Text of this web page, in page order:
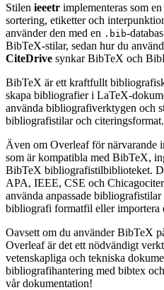
Stilen ieeetr implementeras som
sortering, etiketter och
använder den med en .bib-
BibTeX-stilar, sedan hur du
CiteDrive synkar BibTeX och
BibTeX är ett kraftfullt
skapa bibliografier i LaTeX-
använda bibliografiverktygen och
bibliografistilar och citeringsformat.
Även om Overleaf för närvarande
som är kompatibla med BibTeX,
BibTeX bibliografistilbiblioteket.
APA, IEEE, CSE och
använda anpassade
bibliografi formatfil eller importera
Oavsett om du använder BibTeX
Overleaf är det ett nödvändigt
vetenskapliga och tekniska
bibliografihantering med bibtex
vår dokumentation!